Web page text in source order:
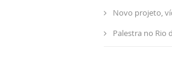
Novo projeto,
Palestra no Rio